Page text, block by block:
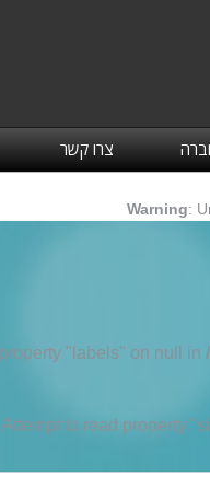
צרו קשר
Warning:
"labels" on null in
Attempt to read property